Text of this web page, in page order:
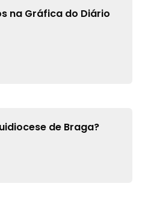
na Gráfica do Diário
de Braga?